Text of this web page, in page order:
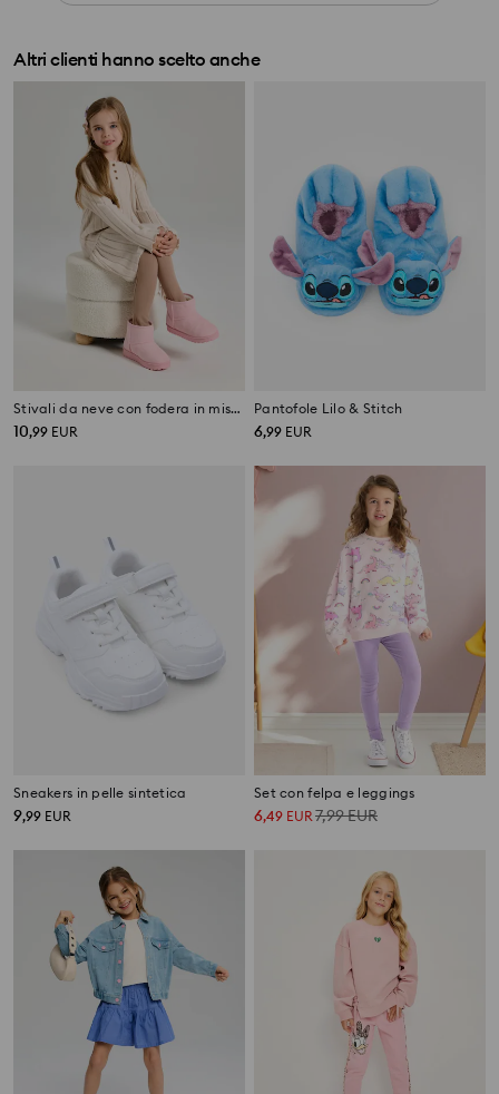
Altri clienti hanno scelto anche
Stivali da neve con fodera in misto lana
10,99 EUR
Pantofole Lilo & Stitch
6,99 EUR
Sneakers in pelle sintetica
9,99 EUR
Set con felpa e leggings
6,49 EUR 7,99EUR